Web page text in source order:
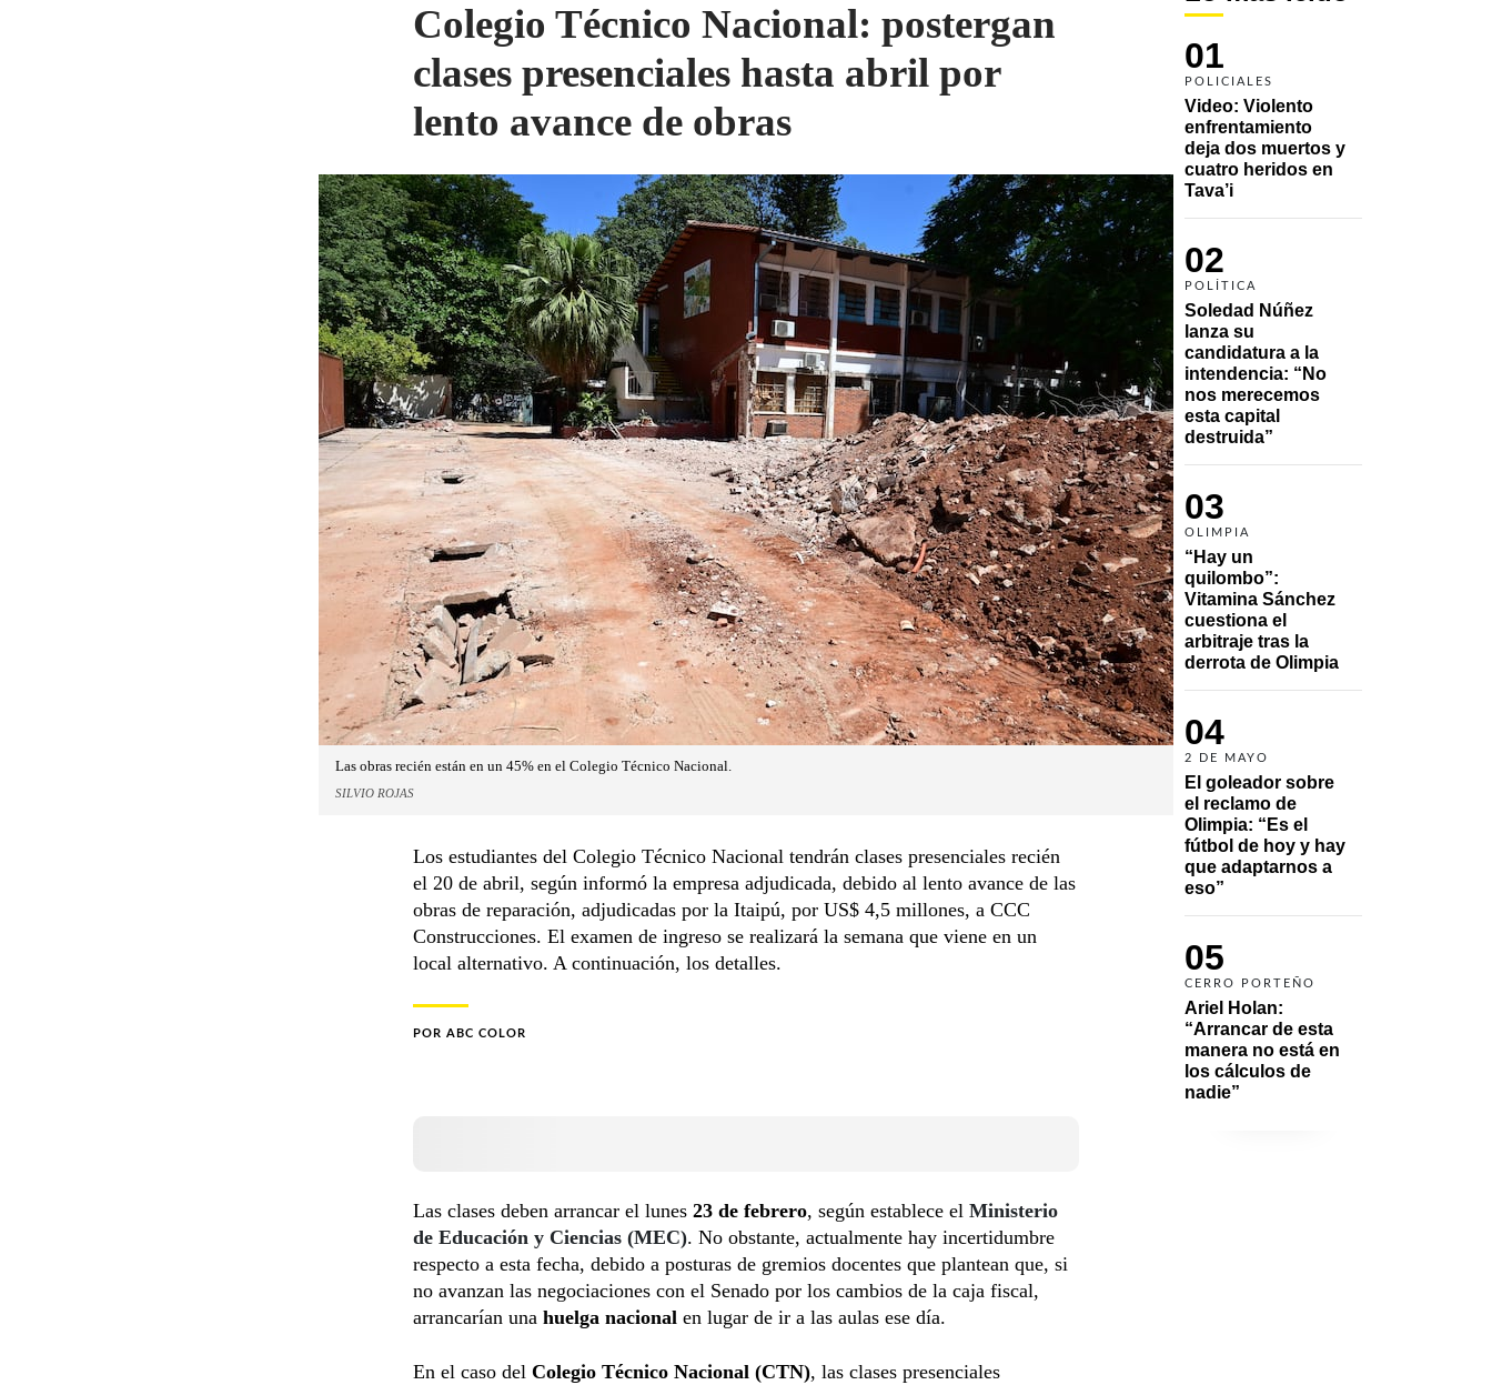
01
POLICIALES
Video: Violento
enfrentamiento
deja dos muertos y
cuatro heridos en
Tava’i
02
POLÍTICA
Soledad Núñez
lanza su
candidatura a la
intendencia: “No
nos merecemos
esta capital
destruida”
03
OLIMPIA
“Hay un
quilombo”:
Vitamina Sánchez
cuestiona el
arbitraje tras la
derrota de Olimpia
04
2 DE MAYO
El goleador sobre
el reclamo de
Olimpia: “Es el
fútbol de hoy y hay
que adaptarnos a
eso”
05
CERRO PORTEÑO
Ariel Holan:
“Arrancar de esta
manera no está en
los cálculos de
nadie”
Colegio Técnico Nacional: postergan
clases presenciales hasta abril por
lento avance de obras
Las obras recién están en un 45% en el Colegio Técnico Nacional.
SILVIO ROJAS
Los estudiantes del Colegio Técnico Nacional tendrán clases presenciales recién
el 20 de abril, según informó la empresa adjudicada, debido al lento avance de las
obras de reparación, adjudicadas por la Itaipú, por US$ 4,5 millones, a CCC
Construcciones. El examen de ingreso se realizará la semana que viene en un
local alternativo. A continuación, los detalles.
POR ABC COLOR
Las clases deben arrancar el lunes 23 de febrero, según establece el Ministerio
de Educación y Ciencias (MEC). No obstante, actualmente hay incertidumbre
respecto a esta fecha, debido a posturas de gremios docentes que plantean que, si
no avanzan las negociaciones con el Senado por los cambios de la caja fiscal,
arrancarían una huelga nacional en lugar de ir a las aulas ese día.
En el caso del Colegio Técnico Nacional (CTN), las clases presenciales